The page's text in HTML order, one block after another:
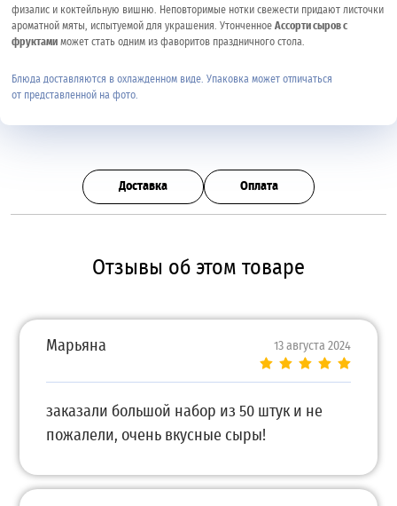
физалис и коктейльную вишню. Неповторимые нотки свежести придают листочки
ароматной мяты, испытуемой для украшения. Утонченное Ассорти сыров с
фруктами может стать одним из фаворитов праздничного стола.
Блюда доставляются в охлажденном виде. Упаковка может отличаться
от представленной на фото.
Доставка Оплата
Отзывы об этом товаре
Марьяна 13 августа 2024
заказали большой набор из 50 штук и не
пожалели, очень вкусные сыры!